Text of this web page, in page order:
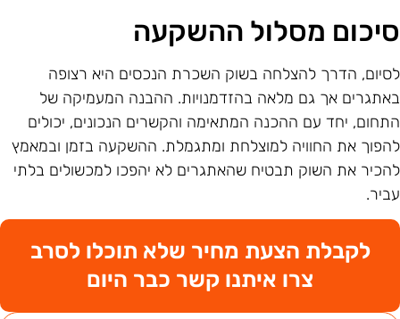
מסלול ההשקעה
הדרך להצלחה בשוק השכרת הנכסים היא רצופה
אך גם מלאה בהזדמנויות. ההבנה המעמיקה של
יחד עם ההכנה המתאימה והקשרים הנכונים, יכולים
את החוויה למוצלחת ומתגמלת. ההשקעה בזמן ובמאמץ
את השוק תבטיח שהאתגרים לא יהפכו למכשולים בלתי
לקבלת הצעת מחיר שלא תוכלו לסרב
צרו איתנו קשר כבר היום